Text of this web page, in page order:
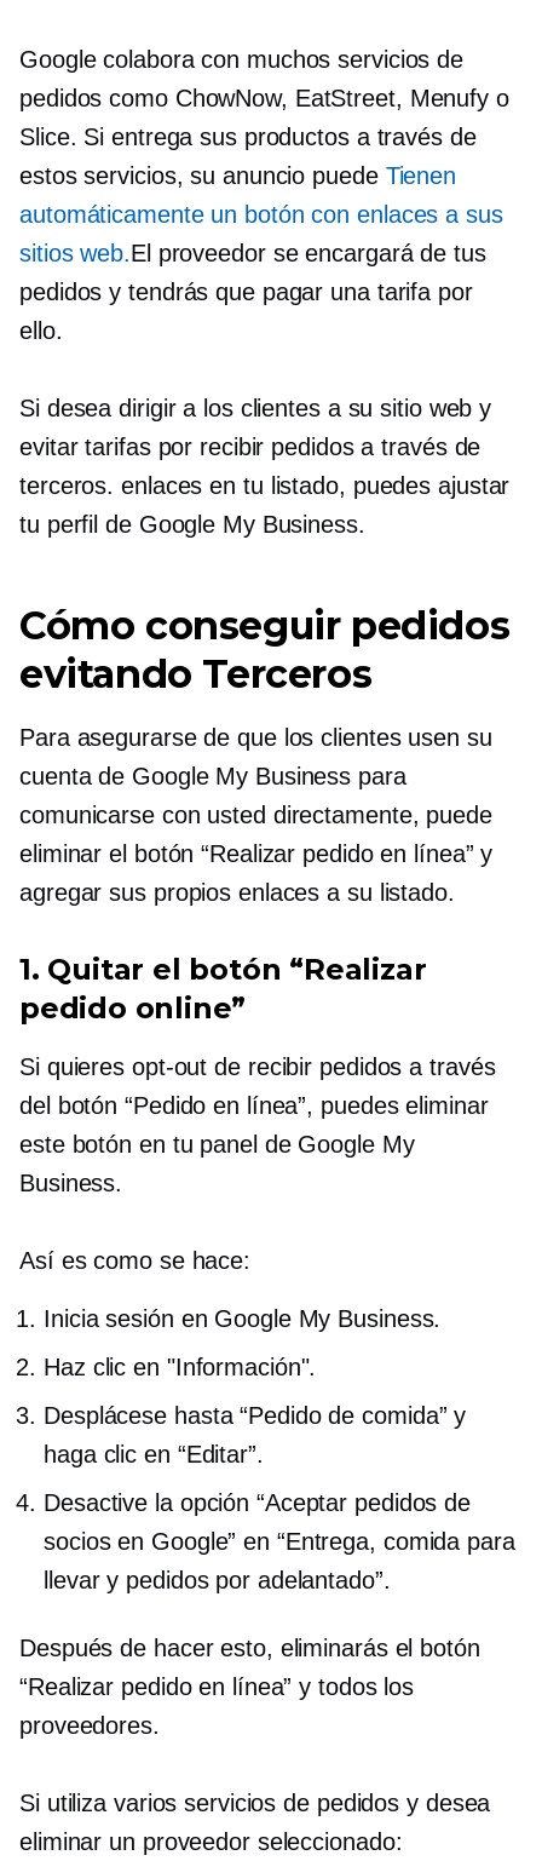
Google colabora con muchos servicios de
pedidos como ChowNow, EatStreet, Menufy o
Slice. Si entrega sus productos a través de
estos servicios, su anuncio puede Tienen
automáticamente un botón con enlaces a sus
sitios web.El proveedor se encargará de tus
pedidos y tendrás que pagar una tarifa por
ello.
Si desea dirigir a los clientes a su sitio web y
evitar tarifas por recibir pedidos a través de
terceros. enlaces en tu listado, puedes ajustar
tu perfil de Google My Business.
Cómo conseguir pedidos
evitando Terceros
Para asegurarse de que los clientes usen su
cuenta de Google My Business para
comunicarse con usted directamente, puede
eliminar el botón “Realizar pedido en línea” y
agregar sus propios enlaces a su listado.
1. Quitar el botón “Realizar
pedido online”
Si quieres opt-out de recibir pedidos a través
del botón “Pedido en línea”, puedes eliminar
este botón en tu panel de Google My
Business.
Así es como se hace:
Inicia sesión en Google My Business.
Haz clic en "Información".
Desplácese hasta “Pedido de comida” y
haga clic en “Editar”.
Desactive la opción “Aceptar pedidos de
socios en Google” en “Entrega, comida para
llevar y pedidos por adelantado”.
Después de hacer esto, eliminarás el botón
“Realizar pedido en línea” y todos los
proveedores.
Si utiliza varios servicios de pedidos y desea
eliminar un proveedor seleccionado: